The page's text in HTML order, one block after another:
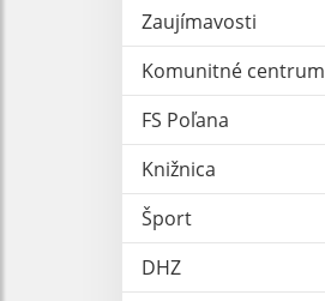
Zaujímavosti
Komunitné centrum
FS Poľana
Knižnica
Šport
DHZ